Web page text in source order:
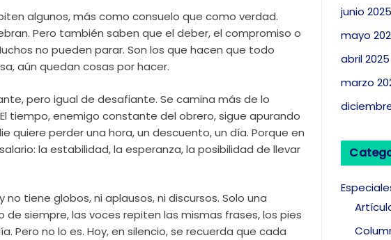
algunos, más como consuelo que como verdad.
Pero también saben que el deber, el compromiso o
no pueden parar. Son los que hacen que todo
aún quedan cosas por hacer.
pero igual de desafiante. Se camina más de lo
tiempo, enemigo constante del obrero, sigue apurando
quiere perder una hora, un descuento, un día. Porque en
la estabilidad, la esperanza, la posibilidad de llevar
tiene globos, ni aplausos, ni discursos. Solo una
de siempre, las voces repiten las mismas frases, los pies
Pero no lo es. Hoy, en silencio, se recuerda que cada
junio 2025
mayo
abril 2025
marzo